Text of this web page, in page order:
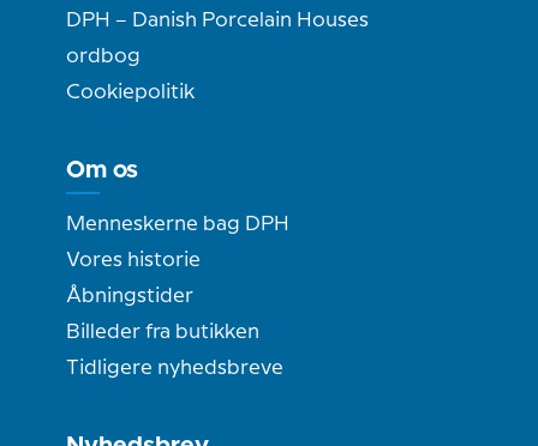
DPH – Danish Porcelain Houses
ordbog
Cookiepolitik
Om os
Menneskerne bag DPH
Vores historie
Åbningstider
Billeder fra butikken
Tidligere nyhedsbreve